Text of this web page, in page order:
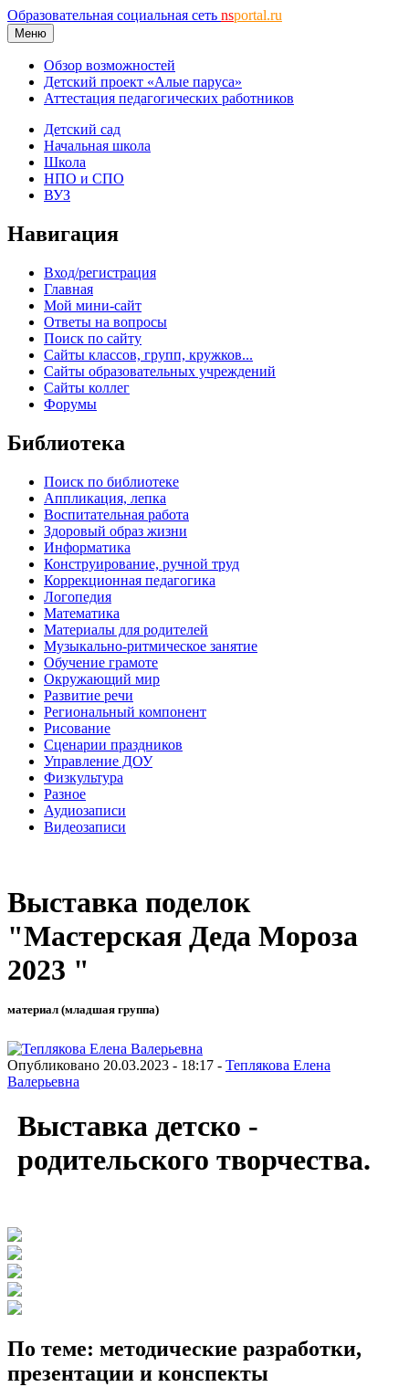
Образовательная социальная сеть nsportal.ru
Меню
Обзор возможностей
Детский проект «Алые паруса»
Аттестация педагогических работников
Детский сад
Начальная школа
Школа
НПО и СПО
ВУЗ
Навигация
Вход/регистрация
Главная
Мой мини-сайт
Ответы на вопросы
Поиск по сайту
Сайты классов, групп, кружков...
Сайты образовательных учреждений
Сайты коллег
Форумы
Библиотека
Поиск по библиотеке
Аппликация, лепка
Воспитательная работа
Здоровый образ жизни
Информатика
Конструирование, ручной труд
Коррекционная педагогика
Логопедия
Математика
Материалы для родителей
Музыкально-ритмическое занятие
Обучение грамоте
Окружающий мир
Развитие речи
Региональный компонент
Рисование
Сценарии праздников
Управление ДОУ
Физкультура
Разное
Аудиозаписи
Видеозаписи
Выставка поделок
"Мастерская Деда Мороза
2023 "
материал (младшая группа)
Опубликовано 20.03.2023 - 18:17 - Теплякова Елена
Валерьевна
Выставка детско -
родительского творчества.
По теме: методические разработки,
презентации и конспекты